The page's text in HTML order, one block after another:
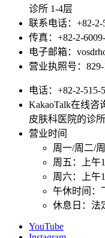
诊所 1-4层
联系电话：+82-2-
传真：+82-2-
电子邮箱：
营业执照号：829-
电话：+82-2-515-
KakaoTalk在线咨
皮肤科医院的诊所
营业时间
周一/周二/
周五：上午
周六：上午
午休时间：
休息日：法
YouTube